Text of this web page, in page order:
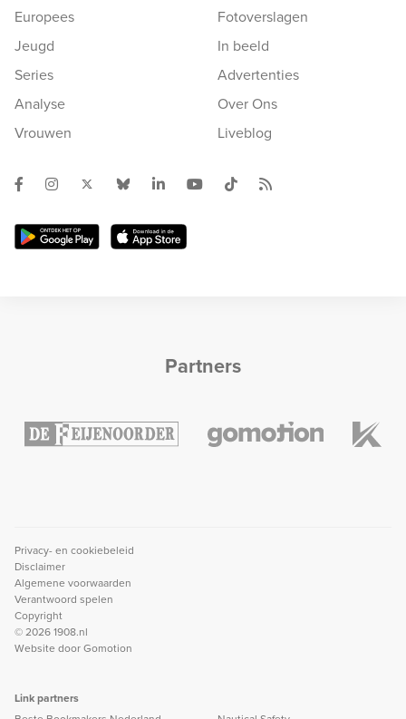
Europees
Jeugd
Series
Analyse
Vrouwen
Fotoverslagen
In beeld
Advertenties
Over Ons
Liveblog
Partners
Privacy- en cookiebeleid
Disclaimer
Algemene voorwaarden
Verantwoord spelen
Copyright
© 2026 1908.nl
Website doorGomotion
Link partners